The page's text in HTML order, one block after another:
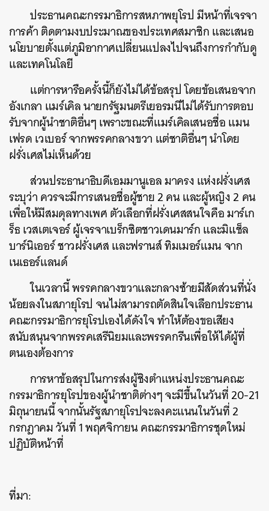
ประธานคณะกรรมาธิการสหภาพยุโรป มีหน้าที่เจรจา
การค้า ติดตามงบประมาณของประเทศสมาชิก และเสนอ
นโยบายตั้งแต่ภูมิอากาศเปลี่ยนแปลงไปจนถึงการกำกับดู
และเทคโนโลยี
แต่การหารือครั้งนี้ก็ยังไม่ได้ข้อสรุป โดยข้อเสนอจาก
อังเกลา แมร์เคิล นายกรัฐมนตรีเยอรมนีไม่ได้รับการตอบ
รับจากผู้นำชาติอื่นๆ เพราะขณะที่แมร์เคิลเสนอชื่อ แมน
เฟรด เวเบอร์ จากพรรคกลางขวา แต่ชาติอื่นๆ นำโดย
ฝรั่งเศสไม่เห็นด้วย
ส่วนประธานาธิบดีเอมมานูเอล มาครง แห่งฝรั่งเศส
ระบุว่า ควรจะมีการเสนอชื่อผู้ชาย 2 คน และผู้หญิง 2 คน
เพื่อให้มีสมดุลทางเพศ ตัวเลือกที่ฝรั่งเศสสนใจคือ มาร์เก
ร็ธ เวสเตเจอร์ ผู้เจรจาเบร็กซิตชาวเดนมาร์ก และมิแช็ล
บาร์นิเออร์ ชาวฝรั่งเศส และฟรานส์ ทิมเมอร์แมน จาก
เนเธอร์แลนด์
ในเวลานี้ พรรคกลางขวาและกลางซ้ายมีสัดส่วนที่นั่ง
น้อยลงในสภายุโรป จนไม่สามารถตัดสินใจเลือกประธาน
คณะกรรมาธิการยุโรปเองได้ดังใจ ทำให้ต้องขอเสียง
สนับสนุนจากพรรคเสรีนิยมและพรรคกรีนเพื่อให้ได้ผู้ที่
ตนเองต้องการ
การหาข้อสรุปในการส่งผู้ชิงตำแหน่งประธานคณะ
กรรมาธิการยุโรปของผู้นำชาติต่างๆ จะมีขึ้นในวันที่ 20-21
มิถุนายนนี้ จากนั้นรัฐสภายุโรปจะลงคะแนนในวันที่ 2
กรกฎาคม วันที่ 1 พฤศจิกายน คณะกรรมาธิการชุดใหม่
ปฏิบัติหน้าที่
ที่มา: